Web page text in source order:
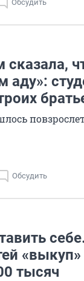
Обсудить
сказала,
аду»:
Обсудить
тысяч